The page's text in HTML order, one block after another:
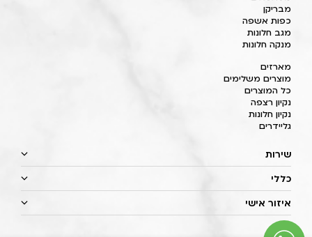
מבריקן
כפות אשפה
מגב חלונות
מנקה חלונות
מארזים
מוצרים משלימים
כל המוצרים
נקיון רצפה
נקיון חלונות
גליידרים
שירות
כללי
איזור אישי